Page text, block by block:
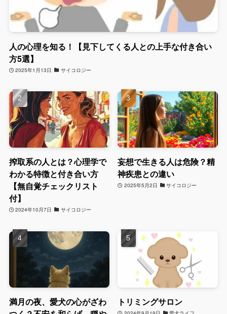
人の心理を知る！【見下してくる人との上手な付き合い
方5選】
2025年1月13日 サイコロジー
搾取系の人とは？心理学で
わかる特徴と付き合い方
【無自覚チェックリスト
付】
2024年10月7日 サイコロジー
妄想で生きる人は危険？精
神疾患との違い
2025年5月2日 サイコロジー
満月の夜、愛犬の心がざわ
トリミングサロン